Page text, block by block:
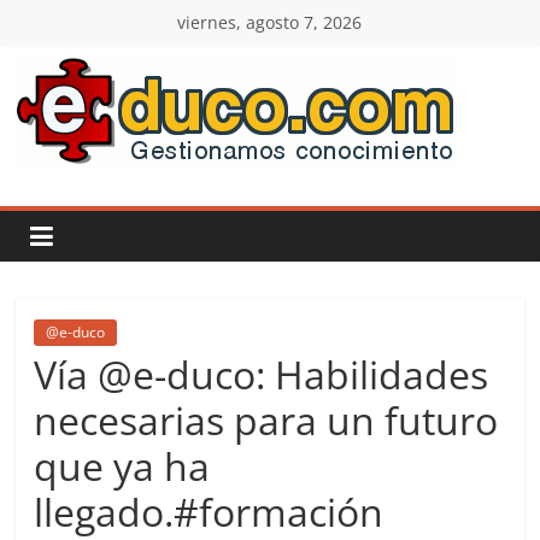
contenido
viernes, agosto 7, 2026
E-
duco:
Gestión
del
Conocimiento
Learn
more.
Do
@e-duco
Vía @e-duco: Habilidades
necesarias para un futuro
que ya ha
llegado.#formación